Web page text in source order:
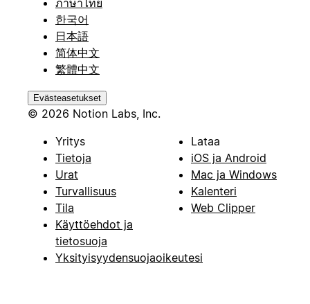
ภาษาไทย
한국어
日本語
简体中文
繁體中文
Evästeasetukset
© 2026 Notion Labs, Inc.
Yritys
Tietoja
Urat
Turvallisuus
Tila
Käyttöehdot ja
tietosuoja
Yksityisyydensuojaoikeutesi
Lataa
iOS ja Android
Mac ja Windows
Kalenteri
Web Clipper